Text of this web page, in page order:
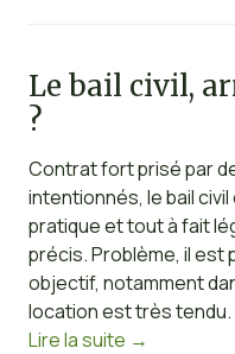
Le bail civil,
?
Contrat fort prisé par
intentionnés, le bail
pratique et tout à fait
précis. Problème, il
objectif, notamment
location est très tendu.
Lire la suite →